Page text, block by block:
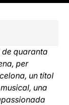
de quaranta
per
un títol
una